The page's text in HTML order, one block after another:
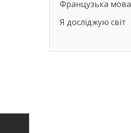
Французька мова
Я досліджую світ